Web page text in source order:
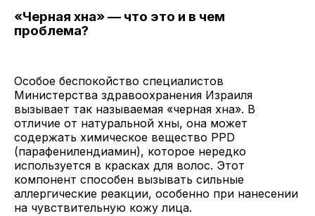
«Черная хна» — что это и в чем
проблема?
Особое беспокойство специалистов
Министерства здравоохранения Израиля
вызывает так называемая «черная хна». В
отличие от натуральной хны, она может
содержать химическое вещество PPD
(парафенилендиамин), которое нередко
используется в красках для волос. Этот
компонент способен вызывать сильные
аллергические реакции, особенно при нанесении
на чувствительную кожу лица.